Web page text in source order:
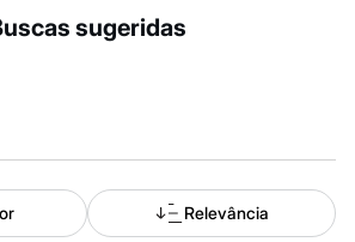
buscas sugeridas
Relevância